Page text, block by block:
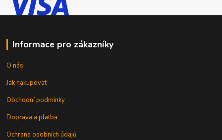
Informace pro zákazníky
O nás
Jak nakupovat
Obchodní podmínky
Doprava a platba
Ochrana osobních údajů